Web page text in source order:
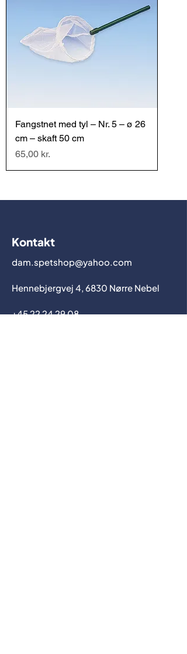
Fangstnet med tyl – Nr. 5 – ø 26
cm – skaft 50 cm
Pris
65,00 kr.
Kontakt
dam.spetshop@yahoo.com
Hennebjergvej 4, 6830 Nørre Nebel
+45 22 24 29 08